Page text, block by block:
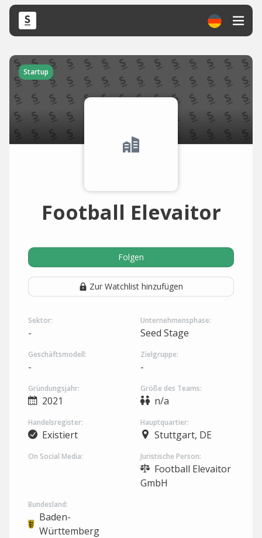
Startup
Football Elevaitor
Folgen
Zur Watchlist hinzufügen
Sektor:
-
Unternehmensphase:
Seed Stage
Geschäftsmodell:
-
Zielgruppe:
-
Gründungsjahr:
2021
Größe des Teams:
n/a
Handelsregister:
Existiert
Hauptquartier:
Stuttgart, DE
On Social Media: Juristische Person:
Football Elevaitor
GmbH
Bundesland:
Baden-
Württemberg